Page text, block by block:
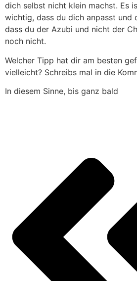
dich selbst nicht klein machst. Es
wichtig, dass du dich anpasst und
dass du der Azubi und nicht der
noch nicht.
Welcher Tipp hat dir am besten
vielleicht? Schreibs mal in die
In diesem Sinne, bis ganz bald